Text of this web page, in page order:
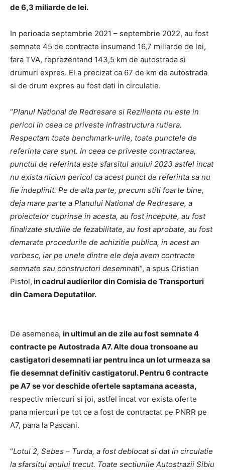
de 6,3 miliarde de lei.
In perioada septembrie 2021 – septembrie 2022, au fost
semnate 45 de contracte insumand 16,7 miliarde de lei,
fara TVA, reprezentand 143,5 km de autostrada si
drumuri expres. El a precizat ca 67 de km de autostrada
si de drum expres au fost dati in circulatie.
“Planul National de Redresare si Rezilienta nu este in
pericol in ceea ce priveste infrastructura rutiera.
Respectam toate benchmark-urile, toate punctele de
referinta care sunt. In ceea ce priveste contractarea,
punctul de referinta este sfarsitul anului 2023 astfel incat
nu exista niciun pericol ca acest punct de referinta sa nu
fie indeplinit. Pe de alta parte, precum stiti foarte bine,
deja mare parte a Planului National de Redresare, a
proiectelor cuprinse in acesta, au fost incepute, au fost
finalizate studiile de fezabilitate, au fost aprobate, au fost
demarate procedurile de achizitie publica, in acest an
vorbesc, iar pe unele dintre ele deja avem contracte
semnate sau constructori desemnati“, a spus Cristian
Pistol, in cadrul audierilor din Comisia de Transporturi
din Camera Deputatilor.
De asemenea, in ultimul an de zile au fost semnate 4
contracte pe Autostrada A7. Alte doua tronsoane au
castigatori desemnati iar pentru inca un lot urmeaza sa
fie desemnat definitiv castigatorul. Pentru 6 contracte
pe A7 se vor deschide ofertele saptamana aceasta,
respectiv miercuri si joi, astfel incat vor exista oferte
pana miercuri pe tot ce a fost de contractat pe PNRR pe
A7, pana la Pascani.
“Lotul 2, Sebes – Turda, a fost deblocat si dat in circulatie
la sfarsitul anului trecut. Toate sectiunile Autostrazii Sibiu